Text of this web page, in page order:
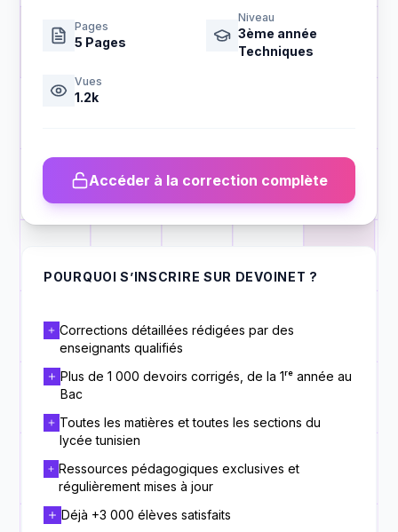
Pages
5 Pages
Niveau
3ème année
Techniques
Vues
1.2k
Accéder à la correction complète
POURQUOI S’INSCRIRE SUR DEVOINET ?
Corrections détaillées rédigées par des
enseignants qualifiés
Plus de 1 000 devoirs corrigés, de la 1ʳᵉ année au
Bac
Toutes les matières et toutes les sections du
lycée tunisien
Ressources pédagogiques exclusives et
régulièrement mises à jour
Déjà +3 000 élèves satisfaits